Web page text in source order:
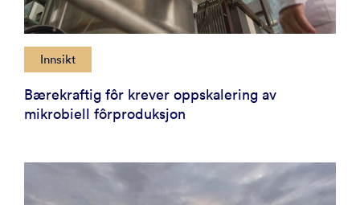
Innsikt
Bærekraftig fôr krever oppskalering av
mikrobiell fôrproduksjon